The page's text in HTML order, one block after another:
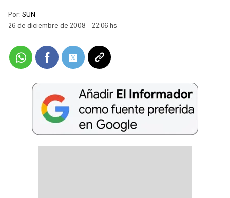
Por: SUN
26 de diciembre de 2008 - 22:06 hs